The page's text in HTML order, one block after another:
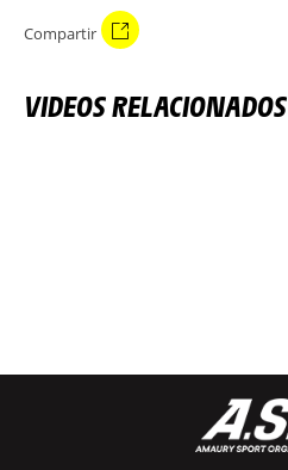
Compartir
VIDEOS RELACIONADOS